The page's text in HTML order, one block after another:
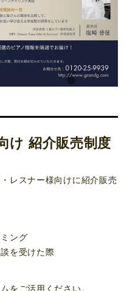
け 紹介販売制度
レスナー様向けに紹介販売
ング
を受けた際
をご活用ください。